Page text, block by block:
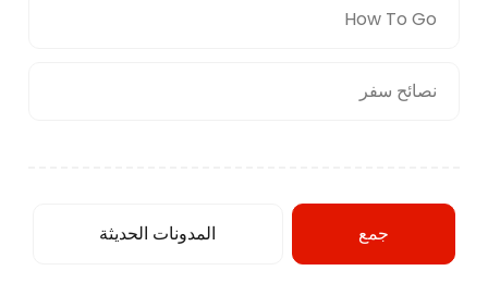
How To Go
نصائح سفر
جمع المدونات الحديثة